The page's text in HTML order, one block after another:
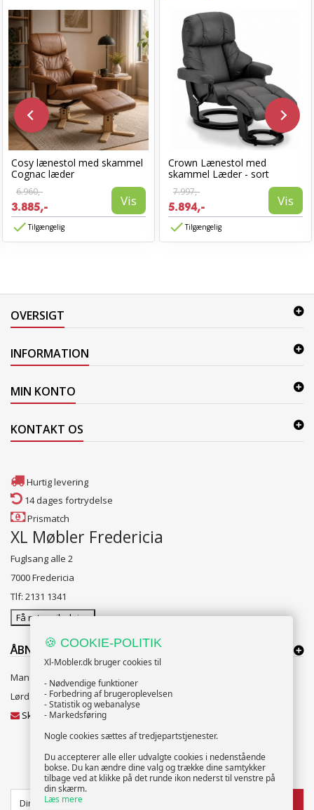
Cosy lænestol med skammel
Cognac læder
6.960,-
3.885,- Vis
Tilgængelig
Crown Lænestol med
skammel Læder - sort
7.997,-
5.894,- Vis
Tilgængelig
OVERSIGT
INFORMATION
MIN KONTO
KONTAKT OS
Hurtig levering
14 dages fortrydelse
Prismatch
XL Møbler Fredericia
Fuglsang alle 2
7000 Fredericia
Tlf: 2131 1341
Få rutevejledning
ÅBNINGSTIDER:
Mandag til Fredag 10:00 til 18:00
Lørdag og Søndag 10:00 til 16:00
Skriv til vores kundeservice
NYHEDSBREV
🍪 COOKIE-POLITIK
Xl-Mobler.dk bruger cookies til
- Nødvendige funktioner
- Forbedring af brugeroplevelsen
- Statistik og webanalyse
- Markedsføring
Nogle cookies sættes af tredjepartstjenester.
Du accepterer alle eller udvalgte cookies i nedenstående
bokse. Du kan ændre dine valg og trække dine samtykker
tilbage ved at klikke på det runde ikon nederst til venstre på
din skærm.
Læs mere